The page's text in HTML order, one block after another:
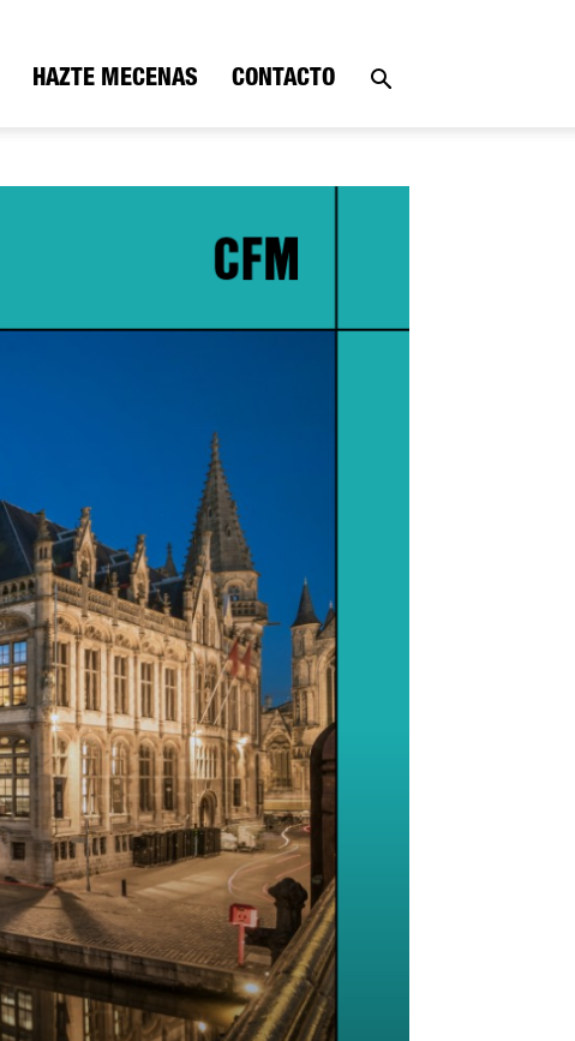
HAZTE MECENAS CONTACTO